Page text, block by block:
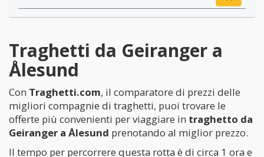
Traghetti da Geiranger a
Ålesund
Con Traghetti.com, il comparatore di prezzi delle
migliori compagnie di traghetti, puoi trovare le
offerte più convenienti per viaggiare in traghetto da
Geiranger a Ålesund prenotando al miglior prezzo.
Il tempo per percorrere questa rotta è di circa 1 ora e